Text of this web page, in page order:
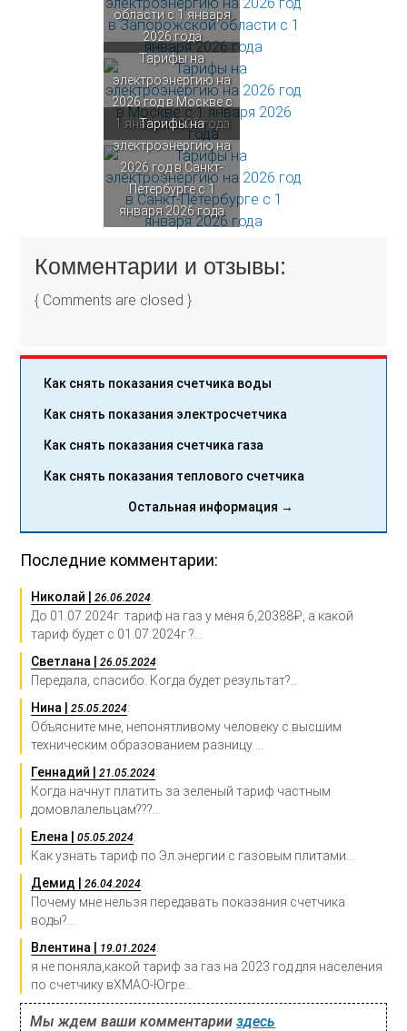
области с 1 января
2026 года
Тарифы на
электроэнергию на
2026 год в Москве с
1 января 2026 года
Тарифы на
электроэнергию на
2026 год в Санкт-
Петербурге с 1
января 2026 года
Комментарии и отзывы:
{ Comments are closed }
Как снять показания счетчика воды
Как снять показания электросчетчика
Как снять показания счетчика газа
Как снять показания теплового счетчика
Остальная информация →
Последние комментарии:
Николай |26.06.2024:
До 01.07.2024г. тариф на газ у меня 6,20388₽, а какой
тариф будет с 01.07.2024г.?...
Светлана |26.05.2024:
Передала, спасибо. Когда будет результат?...
Нина |25.05.2024:
Объясните мне, непонятливому человеку с высшим
техническим образованием разницу ...
Геннадий |21.05.2024:
Когда начнут платить за зеленый тариф частным
домовлалельцам???...
Елена |05.05.2024:
Как узнать тариф по Эл.энергии с газовым плитами...
Демид |26.04.2024:
Почему мне нельзя передавать показания счетчика
воды?...
Влентина |
19.01.2024:
я не поняла,какой тариф за газ на 2023 год для населения
по счетчику вХМАО-Югре...
Мы ждем ваши комментарииздесь